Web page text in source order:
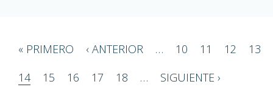
Paginación
PRIMERA
« PRIMERO
PÁGINA
‹ ANTERIOR … PÁGINA
10 PÁGINA
11 PÁGINA
12
13
PÁGINA
14 PÁGINA
15 PÁGINA
16 PÁGINA
17 PÁGINA
18 …
SIGUIENTE
SIGUIENTE ›